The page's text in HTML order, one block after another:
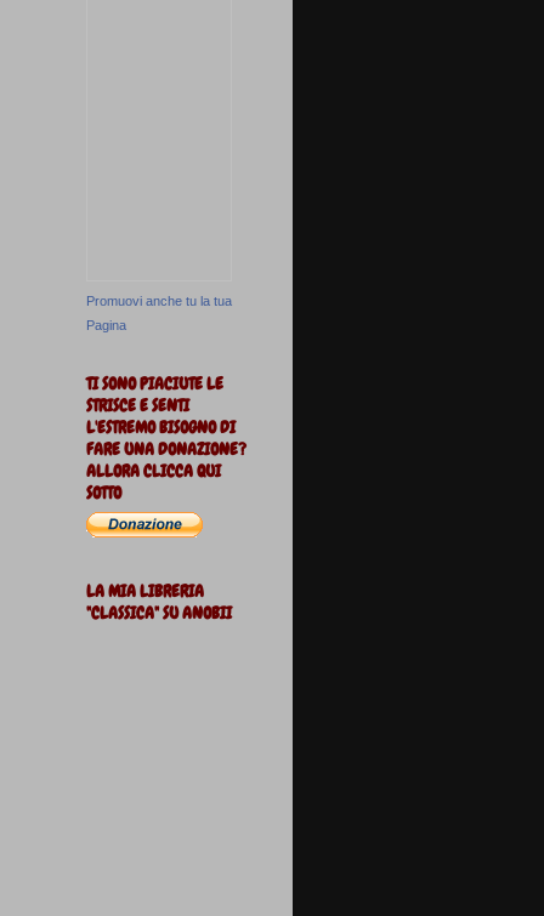
Promuovi anche tu la tua
Pagina
TI SONO PIACIUTE LE
STRISCE E SENTI
L'ESTREMO BISOGNO DI
FARE UNA DONAZIONE?
ALLORA CLICCA QUI
SOTTO
LA MIA LIBRERIA
"CLASSICA" SU ANOBII